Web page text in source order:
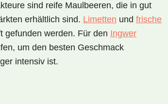
sind reife Maulbeeren, die in gut
erhältlich sind. Limetten und frische
gefunden werden. Für den Ingwer
um den besten Geschmack
intensiv ist.